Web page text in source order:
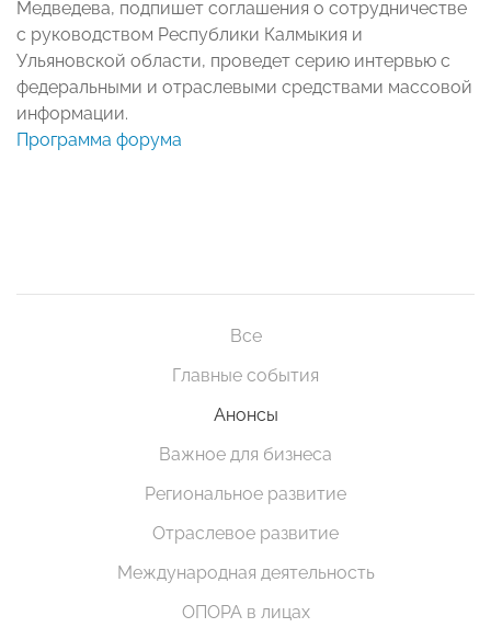
Медведева, подпишет соглашения о сотрудничестве
с руководством Республики Калмыкия и
Ульяновской области, проведет серию интервью с
федеральными и отраслевыми средствами массовой
информации.
Программа форума
Все
Главные события
Анонсы
Важное для бизнеса
Региональное развитие
Отраслевое развитие
Международная деятельность
ОПОРА в лицах